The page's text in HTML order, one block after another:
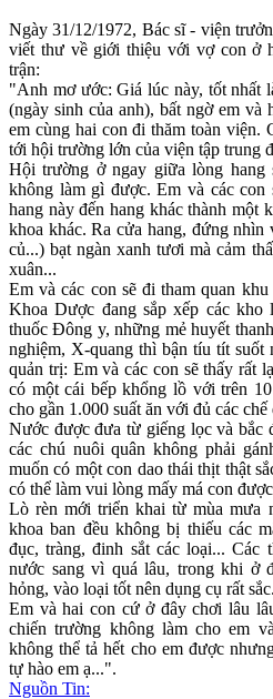
Ngày 31/12/1972, Bác sĩ - viện
viết thư về giới thiệu với vợ con ở
trận:
"Anh mơ ước: Giá lúc này, tốt nhất
(ngày sinh của anh), bất ngờ em và
em cùng hai con đi thăm toàn viện.
tới hội trường lớn của viện tập trung
Hội trường ở ngay giữa lòng hang
không làm gì được. Em và các
hang này đến hang khác thành một
khoa khác. Ra cửa hang, đứng nhìn
củ...) bạt ngàn xanh tươi mà cảm
xuân...
Em và các con sẽ đi tham quan
Khoa Dược đang sắp xếp các
thuốc Đông y, những mẻ huyết
nghiệm, X-quang thì bận tíu tít suốt
quản trị: Em và các con sẽ thấy rất
có một cái bếp khổng lồ với trên
cho gần 1.000 suất ăn với đủ các
Nước được đưa từ giếng lọc và bắc
các chú nuôi quân không phải
muốn có một con dao thái thịt thật
có thể làm vui lòng mấy má con
Lò rèn mới triển khai từ mùa mưa
khoa ban đều không bị thiếu các
đục, tràng, đinh sắt các loại... Các
nước sang vì quá lâu, trong khi ở
hỏng, vào loại tốt nên dụng cụ rất
Em và hai con cứ ở đây chơi lâu
chiến trường không làm cho em
không thể tả hết cho em được
tự hào em ạ...".
Nguồn Tin: